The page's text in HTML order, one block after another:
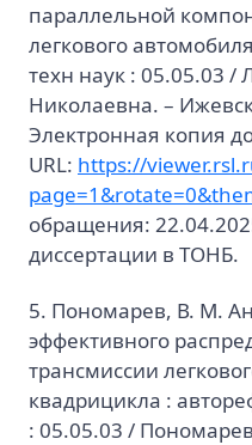
параллельной
легкового
техн наук : 05.05.03 /
Николаевна. –
Электронная копия
URL: https://
обращения:
диссертации в ТОНБ.
5. Пономарев, В. М.
эффективного
трансмиссии
квадрицикла :
: 05.05.03 /